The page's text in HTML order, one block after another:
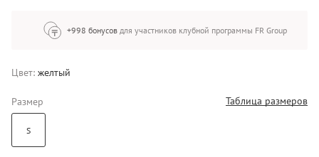
+998 бонусов для участников клубной программы FR Group
Цвет: желтый
Размер Таблица размеров
S